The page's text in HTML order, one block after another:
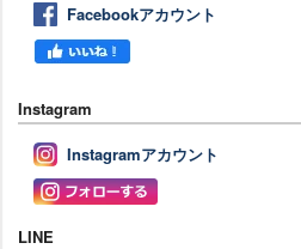
Facebookアカウント
Instagram
Instagramアカウント
LINE